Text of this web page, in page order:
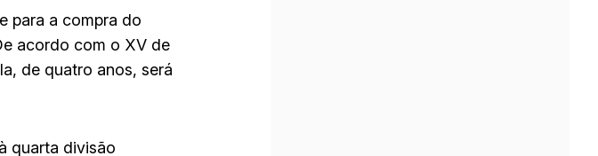
para a compra do
acordo com o XV de
de quatro anos, será
quarta divisão